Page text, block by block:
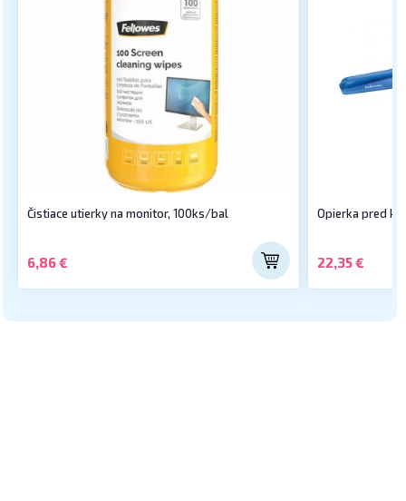
Čistiace utierky na monitor, 100ks/bal
6,86 €
Opierka pred
22,35 €